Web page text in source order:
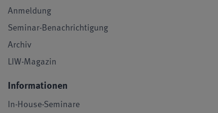
Anmeldung
Seminar-Benachrichtigung
Archiv
LIW-Magazin
Informationen
In-House-Seminare